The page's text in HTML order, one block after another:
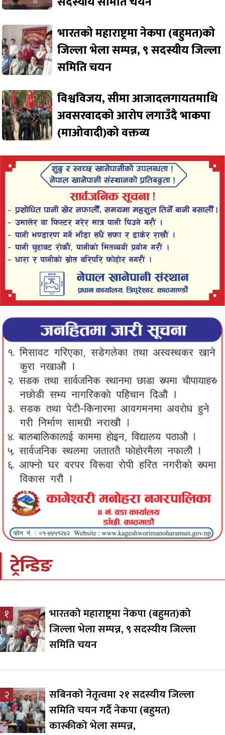
भारतको महाराष्ट्रमा नेकपा (बहुमत)को
जिल्ला भेला सम्पन्न, ९ सदस्यीय जिल्ला
समिति चयन
विश्वविजय, सीमा आजादलगायतमाथि
अवसरवादको आरोप लगाउँदै भाकपा
(माओवादी)को वक्तव्य
ट्रेन्डिङ
१
भारतको महाराष्ट्रमा नेकपा (बहुमत)को
जिल्ला भेला सम्पन्न, ९ सदस्यीय जिल्ला
समिति चयन
२
सबिनको नेतृत्वमा २१ सदस्यीय जिल्ला
समिति चयन गर्दै नेकपा (बहुमत)
कास्कीको भेला सम्पन्न,